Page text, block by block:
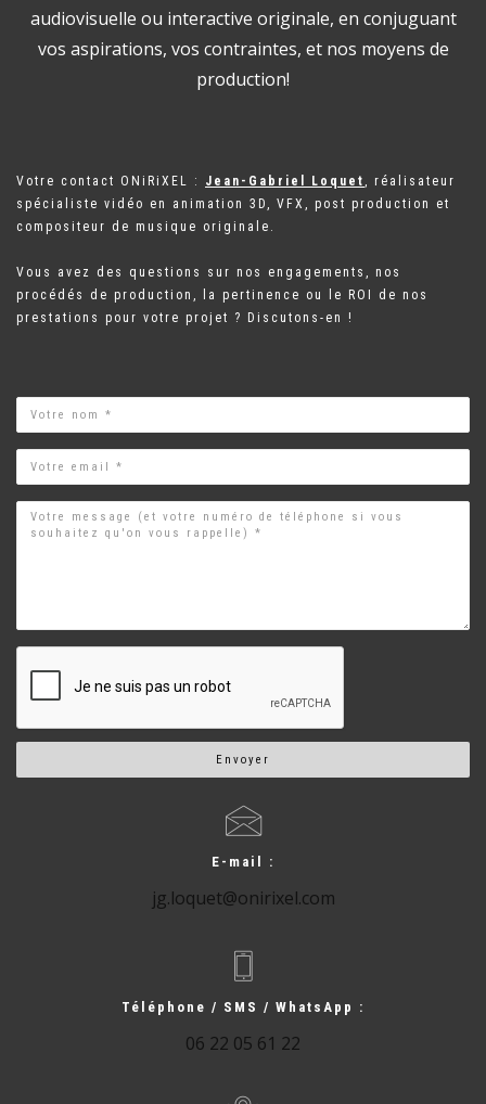
audiovisuelle ou interactive originale, en conjuguant
vos aspirations, vos contraintes, et nos moyens de
production!
Votre contact ONiRiXEL : Jean-Gabriel Loquet , réalisateur
spécialiste vidéo en animation 3D, VFX, post production et
compositeur de musique originale.
Vous avez des questions sur nos engagements, nos
procédés de production, la pertinence ou le ROI de nos
prestations pour votre projet ? Discutons-en !
Name
Email
Envoyer
E-mail :
jg.loquet@onirixel.com
Téléphone / SMS / WhatsApp :
06 22 05 61 22